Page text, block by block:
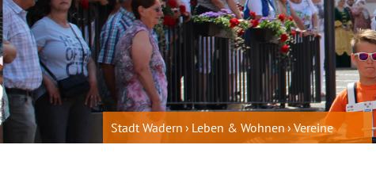
Stadt Wadern Leben & Wohnen Vereine